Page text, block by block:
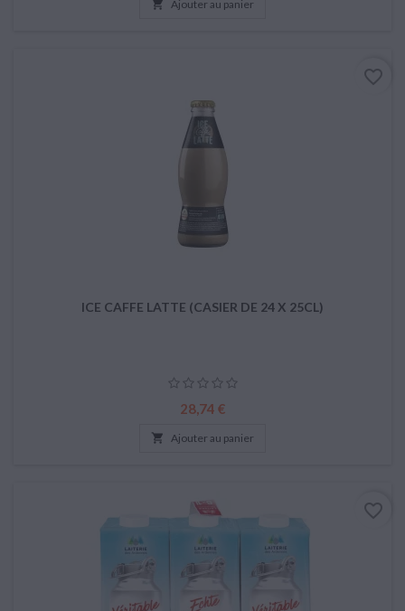
 Ajouter au panier
ICE CAFFE LATTE (CASIER DE 24 X 25CL)
Prix
28,74 €
 Ajouter au panier
favorite_border
favorite_border